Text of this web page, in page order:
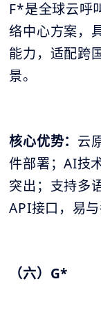
F*是全球云呼
络中心方案，
能力，适配跨
景。
核心优势： 云
件部署；AI技
突出；支持多
API接口，易与
（六）G*